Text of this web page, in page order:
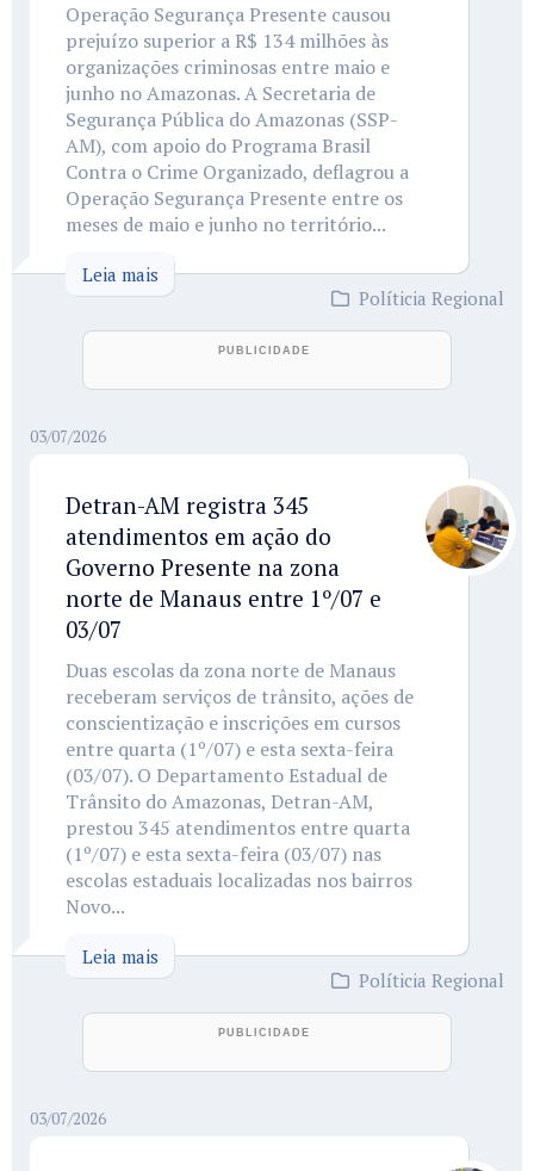
Operação Segurança Presente causou
prejuízo superior a R$ 134 milhões às
organizações criminosas entre maio e
junho no Amazonas. A Secretaria de
Segurança Pública do Amazonas (SSP-
AM), com apoio do Programa Brasil
Contra o Crime Organizado, deflagrou a
Operação Segurança Presente entre os
meses de maio e junho no território...
Leia mais
Políticia Regional
03/07/2026
Detran-AM registra 345
atendimentos em ação do
Governo Presente na zona
norte de Manaus entre 1º/07 e
03/07
Duas escolas da zona norte de Manaus
receberam serviços de trânsito, ações de
conscientização e inscrições em cursos
entre quarta (1º/07) e esta sexta-feira
(03/07). O Departamento Estadual de
Trânsito do Amazonas, Detran-AM,
prestou 345 atendimentos entre quarta
(1º/07) e esta sexta-feira (03/07) nas
escolas estaduais localizadas nos bairros
Novo...
Leia mais
Políticia Regional
03/07/2026